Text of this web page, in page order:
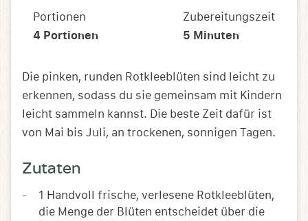
Portionen
4 Portionen
Zubereitungszeit
5 Minuten
Die pinken, runden Rotkleeblüten sind leicht zu
erkennen, sodass du sie gemeinsam mit Kindern
leicht sammeln kannst. Die beste Zeit dafür ist
von Mai bis Juli, an trockenen, sonnigen Tagen.
Zutaten
1 Handvoll frische, verlesene Rotkleeblüten,
die Menge der Blüten entscheidet über die